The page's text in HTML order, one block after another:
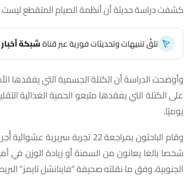
كشفت دراسة حديثة أن أنظمة الصيام المتقطع ليست
تلقَّ تنبيهات وتحديثات فورية عبر قناةشبكة أخبار
وأوضحت الدراسة أن الكتلة الجسمية التي يفقدها
على الكتلة التي يفقدها متبعو الحمية الغذائية
يوميًا.
شخصا بالغا يعانون من السمنة أو زيادة الوزن في
الجنوبية، وفق ما نقلته صحيفة “فاينانشل تايمز”